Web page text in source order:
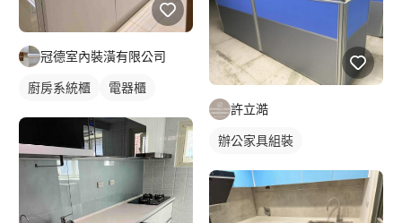
冠德室內裝潢有限公司
廚房系統櫃 電器櫃
許立澔
辦公家具組裝